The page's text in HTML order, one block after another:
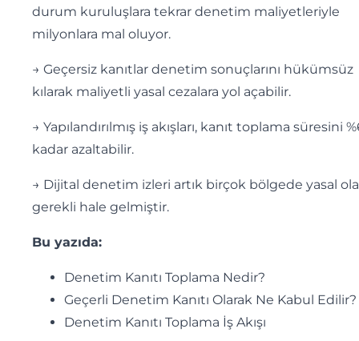
durum kuruluşlara tekrar denetim maliyetleriyle
milyonlara mal oluyor.
→ Geçersiz kanıtlar denetim sonuçlarını hükümsüz
kılarak maliyetli yasal cezalara yol açabilir.
→ Yapılandırılmış iş akışları, kanıt toplama süresini
kadar azaltabilir.
→ Dijital denetim izleri artık birçok bölgede yasal
gerekli hale gelmiştir.
Bu yazıda:
Denetim Kanıtı Toplama Nedir?
Geçerli Denetim Kanıtı Olarak Ne Kabul Edilir?
Denetim Kanıtı Toplama İş Akışı